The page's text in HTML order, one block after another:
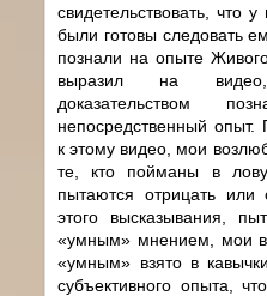
свидетельствовать, что
были готовы следовать
познали на опыте
выразил на
доказательством
непосредственный опыт.
к этому видео, мои
те, кто пойманы в
пытаются отрицать или
этого высказывания,
«умным» мнением, мои
«умным» взято в
субъективного опыта,